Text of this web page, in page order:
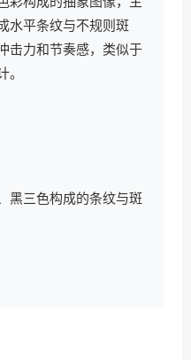
水平条纹与不规则斑
击力和节奏感，类似于
。
黑三色构成的条纹与斑